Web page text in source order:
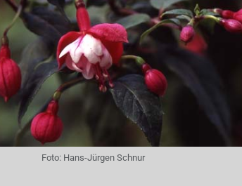
Foto: Hans-Jürgen Schnur